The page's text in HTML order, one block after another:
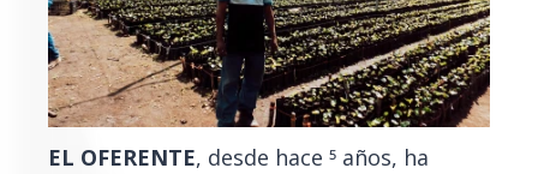
EL OFERENTE, desde hace 5 años, ha